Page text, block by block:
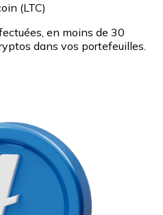
(LTC)
en moins de 30
dans vos portefeuilles.